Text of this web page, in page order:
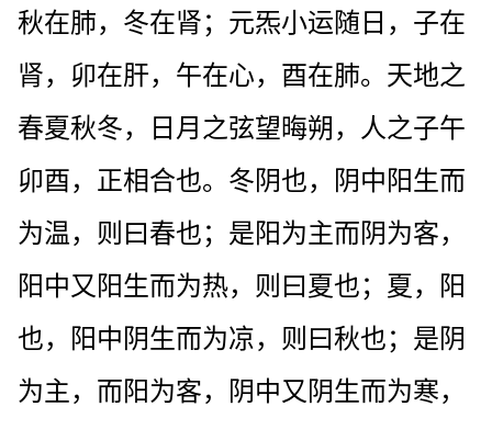
秋在肺，冬在肾；元炁小运随日，子在
肾，卯在肝，午在心，酉在肺。天地之
春夏秋冬，日月之弦望晦朔，人之子午
卯酉，正相合也。冬阴也，阴中阳生而
为温，则曰春也；是阳为主而阴为客，
阳中又阳生而为热，则曰夏也；夏，阳
也，阳中阴生而为凉，则曰秋也；是阴
为主，而阳为客，阴中又阴生而为寒，